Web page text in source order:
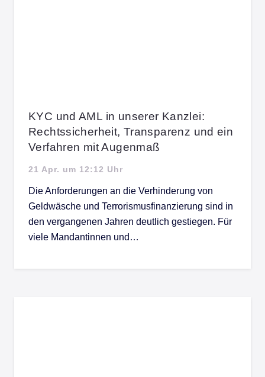
KYC und AML in unserer Kanzlei:
Rechtssicherheit, Transparenz und ein
Verfahren mit Augenmaß
21 Apr. um 12:12 Uhr
Die Anforderungen an die Verhinderung von
Geldwäsche und Terrorismusfinanzierung sind in
den vergangenen Jahren deutlich gestiegen. Für
viele Mandantinnen und…